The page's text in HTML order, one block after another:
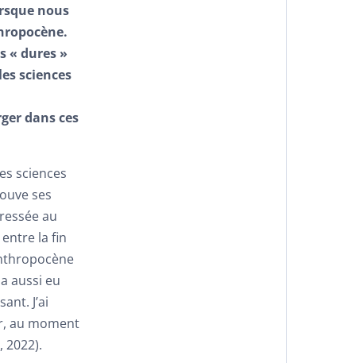
nous
« dures »
sciences
dans ces
sciences
ses
au
la fin
aussi eu
J’ai
au moment